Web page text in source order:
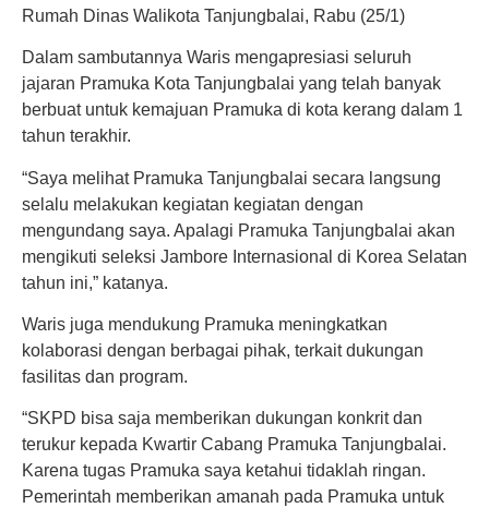
Rumah Dinas Walikota Tanjungbalai, Rabu (25/1)
Dalam sambutannya Waris mengapresiasi seluruh
jajaran Pramuka Kota Tanjungbalai yang telah banyak
berbuat untuk kemajuan Pramuka di kota kerang dalam 1
tahun terakhir.
“Saya melihat Pramuka Tanjungbalai secara langsung
selalu melakukan kegiatan kegiatan dengan
mengundang saya. Apalagi Pramuka Tanjungbalai akan
mengikuti seleksi Jambore Internasional di Korea Selatan
tahun ini,” katanya.
Waris juga mendukung Pramuka meningkatkan
kolaborasi dengan berbagai pihak, terkait dukungan
fasilitas dan program.
“SKPD bisa saja memberikan dukungan konkrit dan
terukur kepada Kwartir Cabang Pramuka Tanjungbalai.
Karena tugas Pramuka saya ketahui tidaklah ringan.
Pemerintah memberikan amanah pada Pramuka untuk